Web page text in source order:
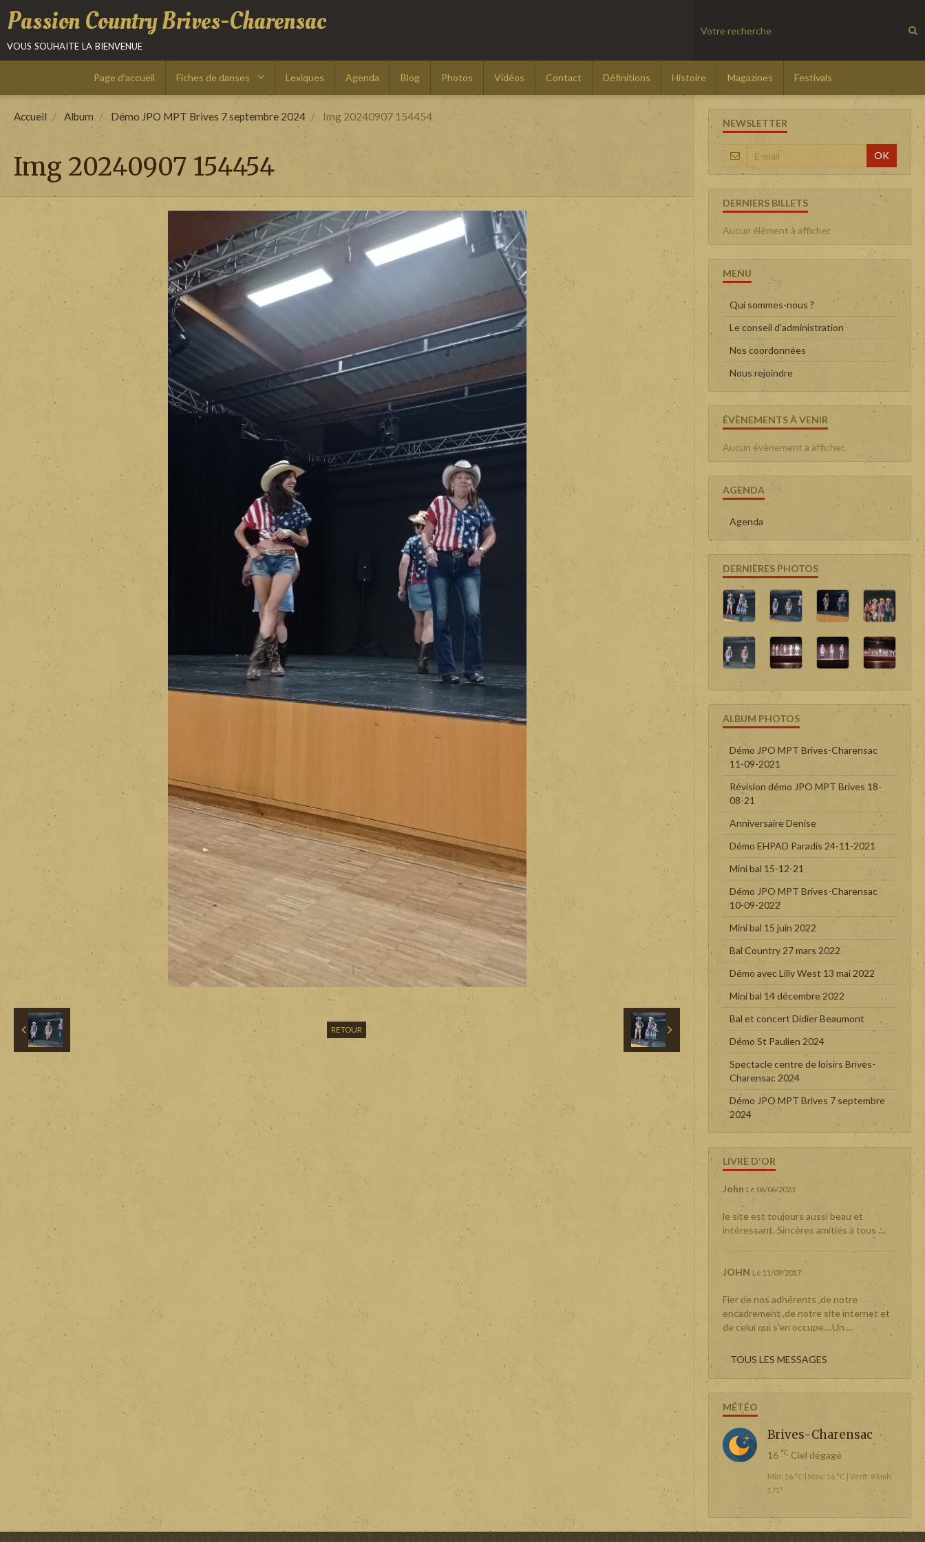
Passion Country Brives-Charensac
vous souhaite la bienvenue
Page d'accueil Fiches de danses Lexiques Agenda Blog Photos Vidéos Contact Définitions Histoire Magazines Festivals
Accueil Album Démo JPO MPT Brives 7 septembre 2024 Img 20240907 154454
Img 20240907 154454
RETOUR
NEWSLETTER
OK
DERNIERS BILLETS
Aucun élément à afficher
MENU
Qui sommes-nous ?
Le conseil d'administration
Nos coordonnées
Nous rejoindre
ÉVÈNEMENTS À VENIR
Aucun évènement à afficher.
AGENDA
Agenda
DERNIÈRES PHOTOS
ALBUM PHOTOS
Démo JPO MPT Brives-Charensac
11-09-2021
Révision démo JPO MPT Brives 18-
08-21
Anniversaire Denise
Démo EHPAD Paradis 24-11-2021
Mini bal 15-12-21
Démo JPO MPT Brives-Charensac
10-09-2022
Mini bal 15 juin 2022
Bal Country 27 mars 2022
Démo avec Lilly West 13 mai 2022
Mini bal 14 décembre 2022
Bal et concert Didier Beaumont
Démo St Paulien 2024
Spectacle centre de loisirs Brives-
Charensac 2024
Démo JPO MPT Brives 7 septembre
2024
LIVRE D'OR
John Le 06/06/2023
le site est toujours aussi beau et
intéressant. Sincères amitiés à tous ...
JOHN Le 11/09/2017
Fier de nos adhérents ,de notre
encadrement ,de notre site internet et
de celui qui s'en occupe....Un ...
TOUS LES MESSAGES
MÉTÉO
Brives-Charensac
16 °C Ciel dégagé
Min: 16 °C | Max: 16 °C | Vent: 8 kmh
171°